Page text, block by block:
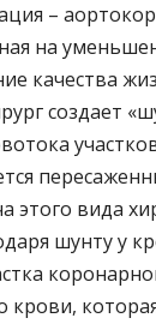
–
на
качества
создает
этого вида
шунту у
крови,